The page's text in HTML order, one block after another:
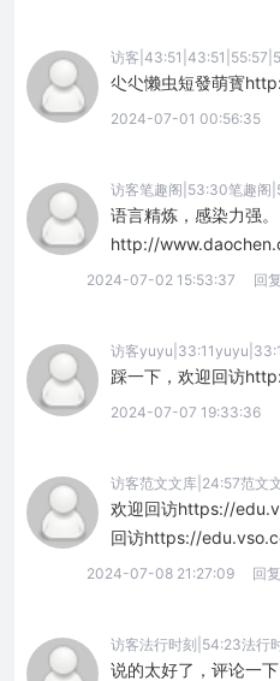
访客
尐尐懒虫短發萌寳
2024-07-01 00:56:35
访客笔趣阁|53:30笔趣阁
语言精炼，感染力强。
http://
2024-07-02 15:53:37 回复
访客
踩一下，欢迎回访
2024-07-07 19:33:36
访客范文文库|24:57范文
欢迎回访https://
回访https://
2024-07-08 21:27:09 回复
访客法行时刻|54:23法行
说的太好了，评论一